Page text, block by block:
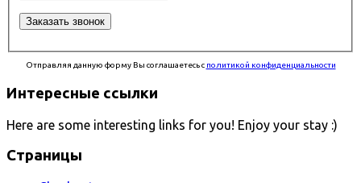
Отправляя данную форму Вы соглашаетесь с политикой конфиденциальности
Интересные ссылки
Here are some interesting links for you! Enjoy your stay :)
Страницы